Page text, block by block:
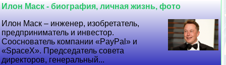
Илон Маск - биография, личная жизнь, фото
Илон Маск – инженер, изобретатель,
предприниматель и инвестор.
Сооснователь компании «PayPal» и
«SpaceX». Председатель совета
директоров, генеральный...